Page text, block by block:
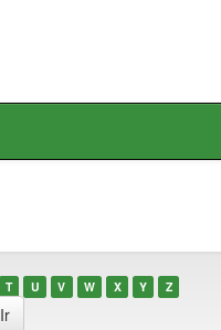
T U V W X Y Z